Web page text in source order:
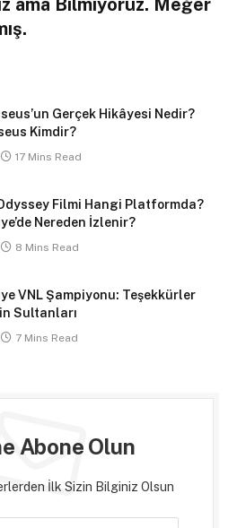
ama Bilmiyoruz. Meğer
Gerçek Hikâyesi Nedir?
Kimdir?
17 Mins Read
Filmi Hangi Platformda?
Nereden İzlenir?
8 Mins Read
VNL Şampiyonu: Teşekkürler
Sultanları
7 Mins Read
Abone Olun
İlk Sizin Bilginiz Olsun